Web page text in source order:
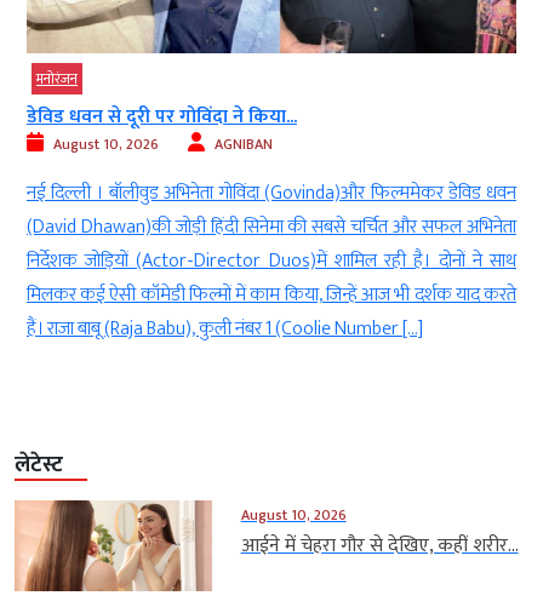
पर गोविंदा ने किया...
2026 AGNIBAN
अभिनेता गोविंदा (Govinda)और फिल्ममेकर डेविड धवन
जोड़ी हिंदी सिनेमा की सबसे चर्चित और सफल अभिनेता
(Actor-Director Duos)में शामिल रही है। दोनों ने साथ
कॉमेडी फिल्मों में काम किया, जिन्हें आज भी दर्शक याद करते
Babu), कुली नंबर 1 (Coolie Number […]
नई दिल्ली
करोड़पति के
सीजन के पहले
(Sunny Deol),
लेटेस्ट
August 10, 2026
आईने में चेहरा गौर से देखिए, कहीं शरीर...